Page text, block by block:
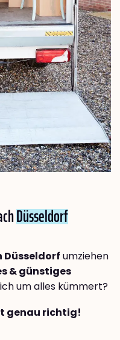
Düsseldorf
Düsseldorf umziehen
& günstiges
um alles kümmert?
genau richtig!